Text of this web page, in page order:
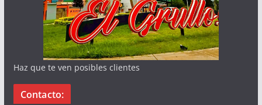
Haz que te ven posibles clientes
Contacto: